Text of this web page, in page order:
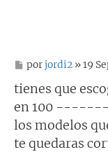
M
n
a
e
porjordi2 » 19
tienes que
en 100
los modelos
te quedaras